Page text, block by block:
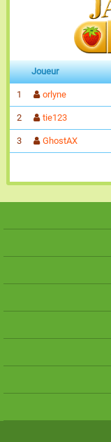
Joueur
1 orlyne
2 tie123
3 GhostAX